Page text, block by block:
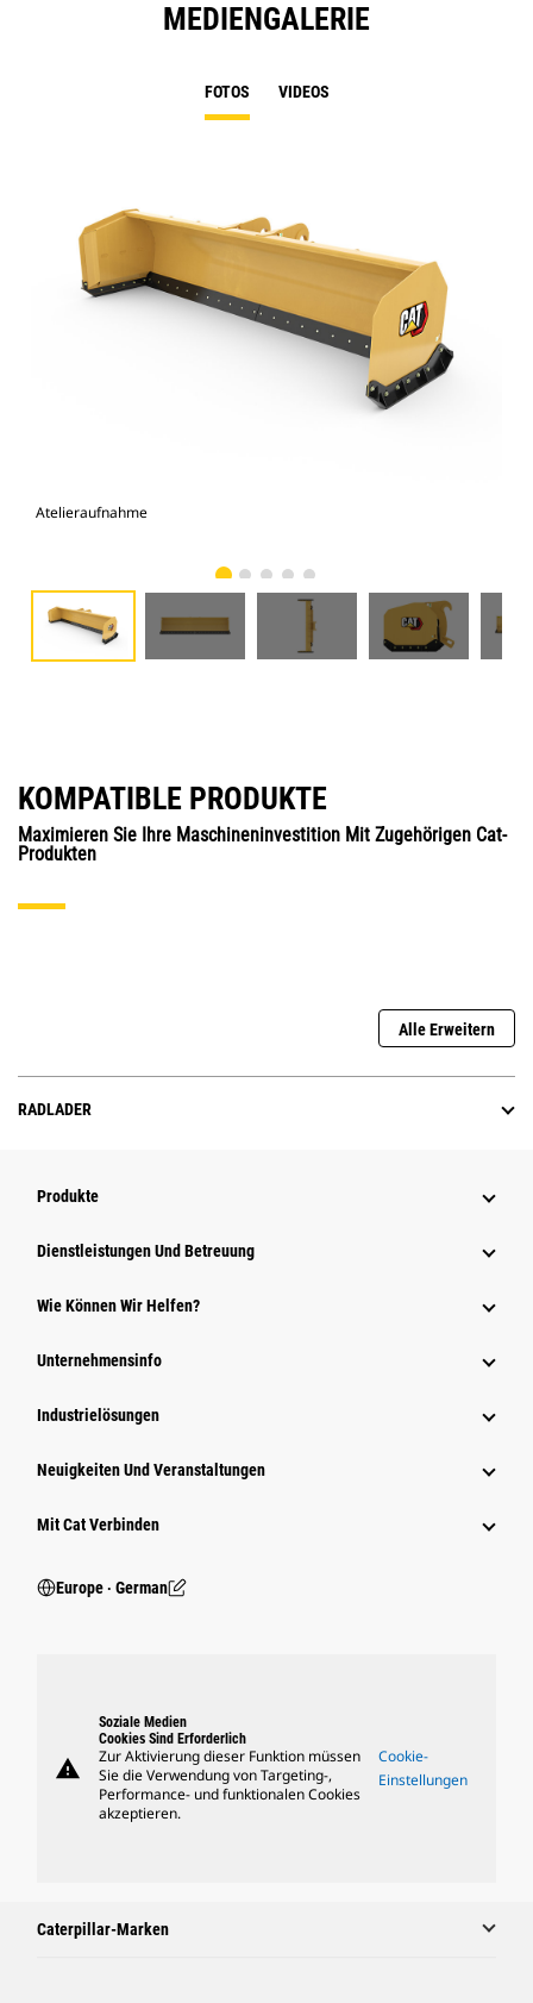
MEDIENGALERIE
FOTOS VIDEOS
Atelieraufnahme
KOMPATIBLE PRODUKTE
Maximieren Sie Ihre Maschineninvestition Mit Zugehörigen Cat-
Produkten
Alle Erweitern
RADLADER
Produkte
Dienstleistungen Und Betreuung
Wie Können Wir Helfen?
Unternehmensinfo
Industrielösungen
Neuigkeiten Und Veranstaltungen
Mit Cat Verbinden
Europe ‧ German
warning
Soziale Medien
Cookies Sind Erforderlich
Zur Aktivierung dieser Funktion müssen
Sie die Verwendung von Targeting-,
Performance- und funktionalen Cookies
akzeptieren.
Cookie-
Einstellungen
Caterpillar-Marken